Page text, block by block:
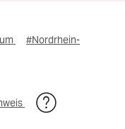
#Nordrhein-